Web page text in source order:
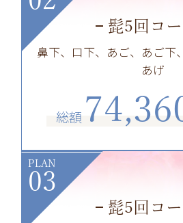
髭5回コ
鼻下、口下、あご、あご下
あげ
総額
髭5回コ
PLAN
03